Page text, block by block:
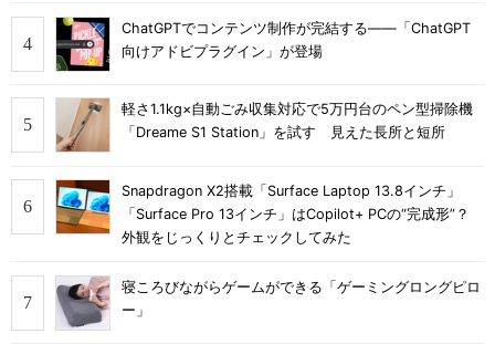
ChatGPTでコンテンツ制作が完結する――「ChatGPT
向けアドビプラグイン」が登場
軽さ1.1kg×自動ごみ収集対応で5万円台のペン型掃除機
「Dreame S1 Station」を試す 見えた長所と短所
Snapdragon X2搭載「Surface Laptop 13.8インチ」
「Surface Pro 13インチ」はCopilot+ PCの“完成形”？
外観をじっくりとチェックしてみた
寝ころびながらゲームができる「ゲーミングロングピロ
ー」